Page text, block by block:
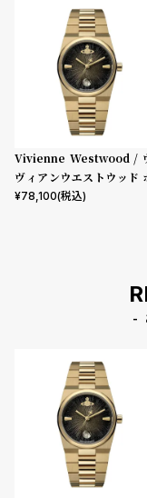
Vivienne Westwood /
ヴィアンウエストウッド
ストン レディース ブラック
¥78,100(税込)